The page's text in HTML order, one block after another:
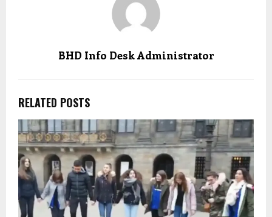
BHD Info Desk Administrator
RELATED POSTS